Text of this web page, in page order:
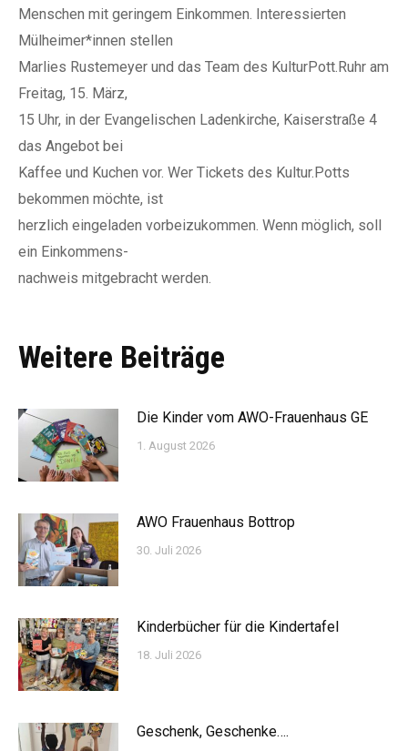
Menschen mit geringem Einkommen. Interessierten
Mülheimer*innen stellen
Marlies Rustemeyer und das Team des KulturPott.Ruhr am
Freitag, 15. März,
15 Uhr, in der Evangelischen Ladenkirche, Kaiserstraße 4
das Angebot bei
Kaffee und Kuchen vor. Wer Tickets des Kultur.Potts
bekommen möchte, ist
herzlich eingeladen vorbeizukommen. Wenn möglich, soll
ein Einkommens-
nachweis mitgebracht werden.
Weitere Beiträge
Die Kinder vom AWO-Frauenhaus GE
1. August 2026
AWO Frauenhaus Bottrop
30. Juli 2026
Kinderbücher für die Kindertafel
18. Juli 2026
Geschenk, Geschenke….